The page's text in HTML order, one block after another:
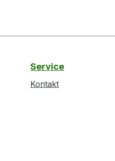
Service
Kontakt